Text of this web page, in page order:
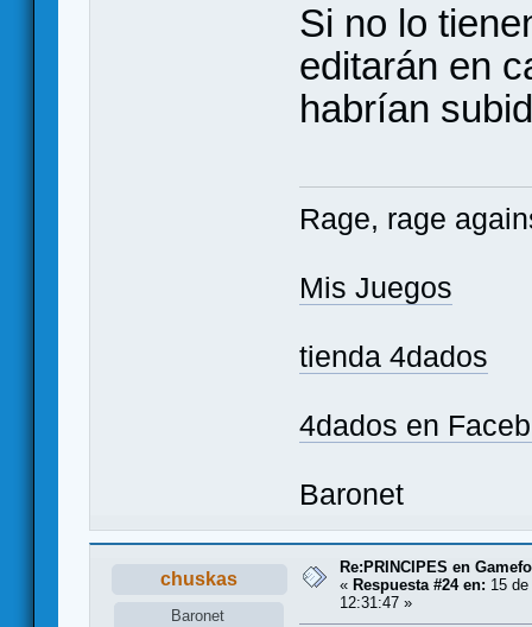
Si no lo
editarán en
habrían
Rage, rage
Mis Juegos
tienda 4dados
4dados en
Baronet
chuskas
Baronet
Re:PRINCIPES en
« Respuesta #24 en: 15
12:31:47 »